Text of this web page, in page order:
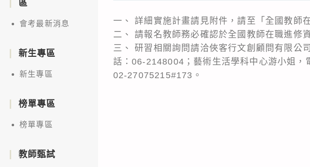
一、 詳細實施計畫請見附件，請至「全國教師
二、 請報名教師務必確認於全國教師在職進修
三、 研習相關詢問請洽俠客行文創顧問有限
話：06-2148004；藝術生活學科中心游小姐
02-27075215#173。
區
會考最新消息
新生專區
新生專區
榜單專區
榜單專區
教師甄試